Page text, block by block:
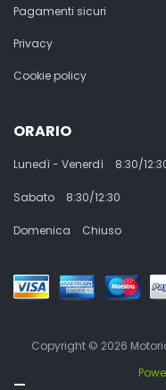
Pagamenti sicuri
Privacy
Cookie policy
ORARIO
Lunedì - Venerdì 8:30/
Sabato 8:30/12:30
Domenica Chiuso
Copyright © 2026